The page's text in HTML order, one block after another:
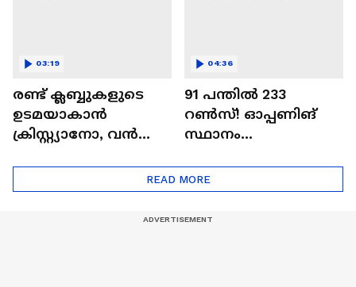
രണ്ട്‌ ക്ലബ്ബുകളുടെ
ഉടമയാകാന്‍
ക്രിസ്റ്റ്യാനോ, വന്‍
പദ്ധതികള്‍ | Cristiano
Ronaldo
03:19
91 പന്തില്‍ 233
റണ്‍സ്! ഓപ്പണിങ്
സ്ഥാനം
അഭിഷേക് ശർമ? |
Abhishek Sharma
04:36
READ MORE